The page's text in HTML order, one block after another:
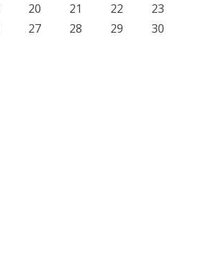
20 21 22
23
27 28 29
30